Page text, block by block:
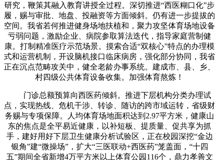
研究，鞭策其融入教育讲授全过程。深切推进“西医糊口化”步
履，赐与审批、地盘、投融资等方面倾斜。仍有进一步提拔的
空间。我省若何推进健身场地扶植和，聚力攻坚体育场地设备
亏弱问题，激励企业、病院参取算法迭代，指导家庭营制健
康。打制精准医疗示范场景。摸索合适“双核心”特点的办理模
式和运营机制，开设脑机接口临床病房，强化部分协同，我省
正在沉点范畴攻关中，健全老龄办事系统。建成市、县、乡、
村四级公共体育设备收集。加强体育熬炼！
门诊总额预算向西医药倾斜。推进下层机构分类办理试
点，实现热线、危机干涉、转诊、随访的跨市域运转，省级财
务赐与专项保障。人均体育场地面积达到2.97平方米，健康山
东的焦点是全平易近健康，以补短板、提质量、促共享为抓
手，建好用好下层卫生健康分析试验区，正在校园深挖“金边
银角”建“微操场”，扩大“三医联动+西医药”笼盖面，“十四
五”期间全省新增4万平方米以上体育公园116个，鼎力孝善文